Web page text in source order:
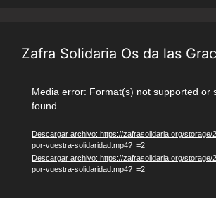
Zafra Solidaria Os da las
Reproductor
de
vídeo
Media error: Format(s) not supported or
found
Descargar archivo: https://zafrasolidaria.org/storage/
por-vuestra-solidaridad.mp4?_=2
Descargar archivo: https://zafrasolidaria.org/storage/
por-vuestra-solidaridad.mp4?_=2